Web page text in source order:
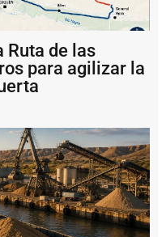
Ruta de las
para agilizar la